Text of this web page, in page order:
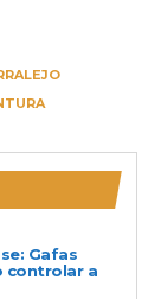
Gafas
controlar a